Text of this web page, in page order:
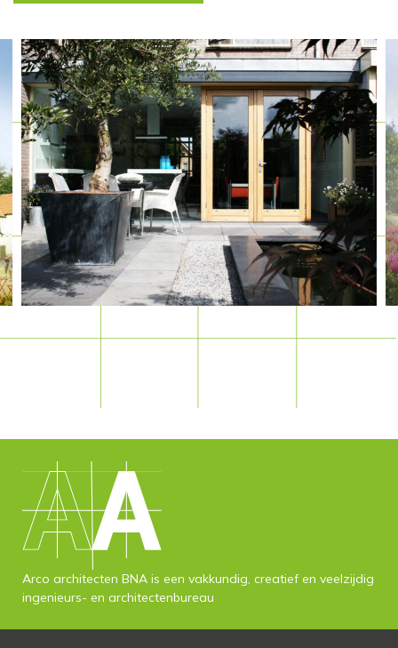
Arco architecten BNA is een vakkundig, creatief en veelzijdig
ingenieurs- en architectenbureau